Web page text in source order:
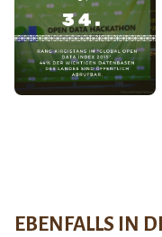
EBENFALLS IN